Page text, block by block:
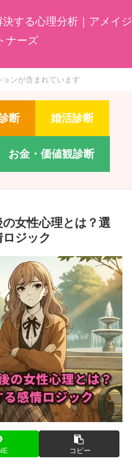
する心理分析｜アメイジ
ナーズ
ンが含まれています
断 婚活診断
お金・価値観診断
女性心理とは？選
ジック
コピー